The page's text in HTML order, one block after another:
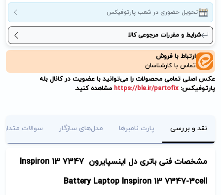
تحویل حضوری در شعب پارتوفیکس
شرایط و مقررات مرجوعی کالا
ارتباط با فروش
تماس با کارشناسان
عکس اصلی تمامی محصولات را می‌توانید با عضویت در کانال بله
پارتوفیکس: https://ble.ir/partofix مشاهده کنید.
نقد و بررسی پارت نامبرها مدل‌های سازگار سوالات
مشخصات فنی باتری دل اینسپایرونInspiron 13 7347
Battery Laptop Inspiron 13 7347-3cell